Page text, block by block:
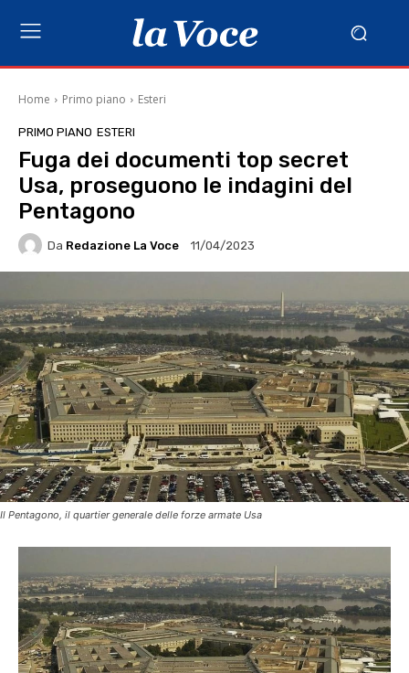
Home Primo piano Esteri
PRIMO PIANO ESTERI
Fuga dei documenti top secret
Usa, proseguono le indagini del
Pentagono
Da Redazione La Voce 11/04/2023
Il Pentagono, il quartier generale delle forze armate Usa